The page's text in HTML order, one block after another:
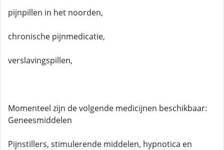
pijnpillen in het noorden,
chronische pijnmedicatie,
verslavingspillen,
Momenteel zijn de volgende medicijnen beschikbaar:
Geneesmiddelen
Pijnstillers, stimulerende middelen, hypnotica en